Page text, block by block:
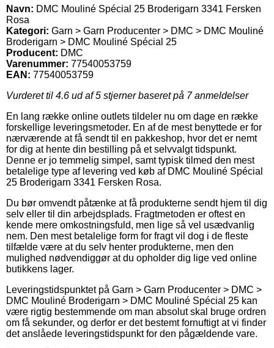
Navn: DMC Mouliné Spécial 25 Broderigarn 3341 Fersken
Rosa
Kategori: Garn > Garn Producenter > DMC > DMC Mouliné
Broderigarn > DMC Mouliné Spécial 25
Producent: DMC
Varenummer: 77540053759
EAN: 77540053759
Vurderet til 4.6 ud af 5 stjerner baseret på 7anmeldelser
En lang række online outlets tildeler nu om dage en række
forskellige leveringsmetoder. En af de mest benyttede er for
nærværende at få sendt til en pakkeshop, hvor det er nemt
for dig at hente din bestilling på et selvvalgt tidspunkt.
Denne er jo temmelig simpel, samt typisk tilmed den mest
betalelige type af levering ved køb af DMC Mouliné Spécial
25 Broderigarn 3341 Fersken Rosa.
Du bør omvendt påtænke at få produkterne sendt hjem til dig
selv eller til din arbejdsplads. Fragtmetoden er oftest en
kende mere omkostningsfuld, men lige så vel usædvanlig
nem. Den mest betalelige form for fragt vil dog i de fleste
tilfælde være at du selv henter produkterne, men den
mulighed nødvendiggør at du opholder dig lige ved online
butikkens lager.
Leveringstidspunktet på Garn > Garn Producenter > DMC >
DMC Mouliné Broderigarn > DMC Mouliné Spécial 25 kan
være rigtig bestemmende om man absolut skal bruge ordren
om få sekunder, og derfor er det bestemt fornuftigt at vi finder
det anslåede leveringstidspunkt for den pågældende vare.